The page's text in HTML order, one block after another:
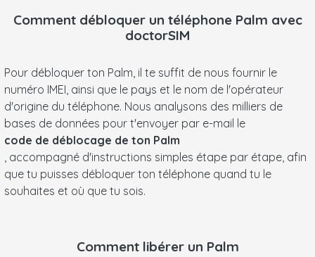
Comment débloquer un téléphone Palm avec
doctorSIM
Pour débloquer ton Palm, il te suffit de nous fournir le
numéro IMEI, ainsi que le pays et le nom de l'opérateur
d'origine du téléphone. Nous analysons des milliers de
bases de données pour t'envoyer par e-mail le
code de déblocage de ton Palm
, accompagné d'instructions simples étape par étape, afin
que tu puisses débloquer ton téléphone quand tu le
souhaites et où que tu sois.
Comment libérer un Palm